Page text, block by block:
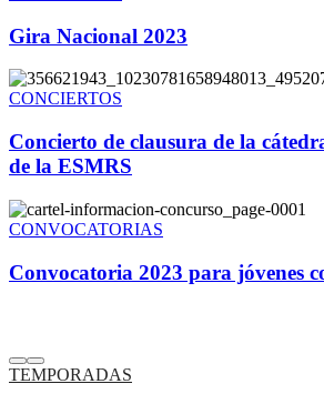
Gira Nacional 2023
CONCIERTOS
Concierto de clausura de la
de la ESMRS
CONVOCATORIAS
Convocatoria 2023 para jóvenes
TEMPORADAS